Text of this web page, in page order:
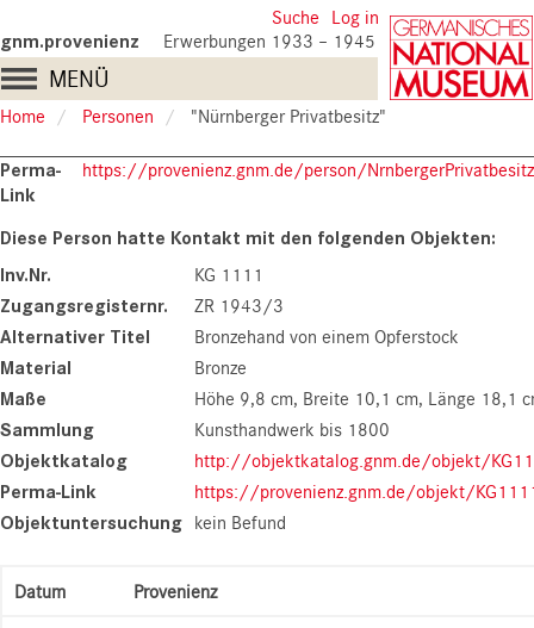
to
main
content
User
account
menu
Suche Log in
gnm.provenienz Erwerbungen 1933 – 1945
Main
navigation
MENÜ
Home Personen "Nürnberger Privatbesitz"
Perma-
Link
https://provenienz.gnm.de/person/NrnbergerPrivatbesitz
Inv.Nr. KG 1111
Zugangsregisternr. ZR 1943/3
Alternativer Titel Bronzehand von einem Opferstock
Material Bronze
Maße Höhe 9,8 cm Breite 10,1 cm Länge 18,1
Sammlung Kunsthandwerk bis 1800
Objektkatalog http://objektkatalog.gnm.de/objekt/
Perma-Link https://provenienz.gnm.de/objekt/
Objektuntersuchung kein Befund
Datum Provenienz